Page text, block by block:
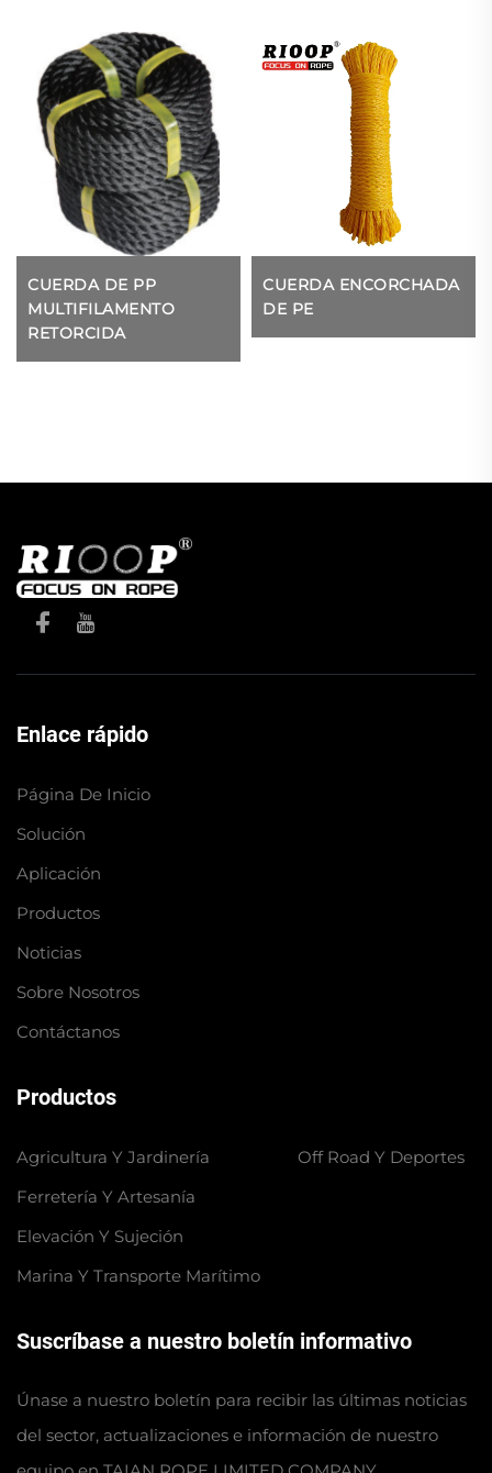
CUERDA DE PP
MULTIFILAMENTO
RETORCIDA
CUERDA ENCORCHADA
DE PE
Enlace rápido
Página De Inicio
Solución
Aplicación
Productos
Noticias
Sobre Nosotros
Contáctanos
Productos
Agricultura Y Jardinería
Ferretería Y Artesanía
Elevación Y Sujeción
Marina Y Transporte Marítimo
Off Road Y Deportes
Suscríbase a nuestro boletín informativo
Únase a nuestro boletín para recibir las últimas noticias
del sector, actualizaciones e información de nuestro